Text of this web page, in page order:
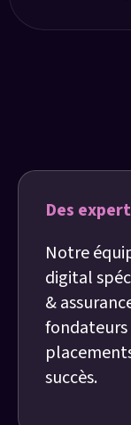
Des
Notre
digital
&
succès.